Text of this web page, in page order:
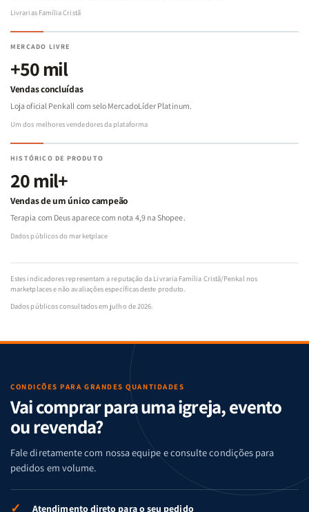
Livrarias Família Cristã
MERCADO LIVRE
+50 mil
Vendas concluídas
Loja oficial Penkall com selo MercadoLíder Platinum.
Um dos melhores vendedores da plataforma
HISTÓRICO DE PRODUTO
20 mil+
Vendas de um único campeão
Terapia com Deus aparece com nota 4,9 na Shopee.
Dados públicos do marketplace
Estes indicadores representam a reputação da Livraria Família Cristã/Penkal nos
marketplaces e não avaliações específicas deste produto.
Dados públicos consultados em julho de 2026.
CONDIÇÕES PARA GRANDES QUANTIDADES
Vai comprar para uma igreja, evento
ou revenda?
Fale diretamente com nossa equipe e consulte condições para
pedidos em volume.
✓ Atendimento direto para o seu pedido